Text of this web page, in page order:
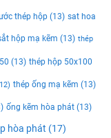
thép hộp (13) sat hoa
hộp mạ kẽm (13) thép
(13) thép hộp 50x100
thép ống mạ kẽm (13)
ống kẽm hòa phát (13)
hòa phát (17)